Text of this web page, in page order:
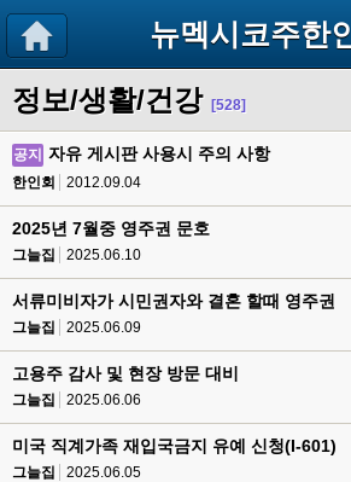
뉴멕시코주한
정보/생활/건강 [528]
공지 자유 게시판 사용시 주의 사항
한인회 2012.09.04
2025년 7월중 영주권 문호
그늘집 2025.06.10
서류미비자가 시민권자와 결혼 할때 영주권
그늘집 2025.06.09
고용주 감사 및 현장 방문 대비
그늘집 2025.06.06
미국 직계가족 재입국금지 유예 신청(I-601)
그늘집 2025.06.05